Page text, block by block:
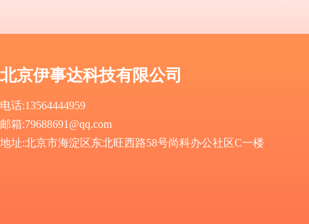
北京伊事达科技有限公司
电话:13564444959
邮箱:79688691@qq.com
地址:北京市海淀区东北旺西路58号尚科办公社区C一楼